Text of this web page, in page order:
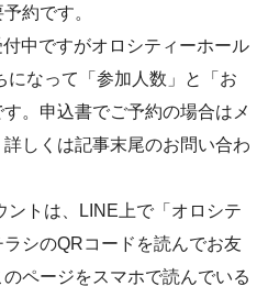
約です。
中ですがオロシティーホール
になって「参加人数」と「お
。申込書でご予約の場合はメ
しくは記事末尾のお問い合わ
ントは、LINE上で「オロシテ
シのQRコードを読んでお友
ページをスマホで読んでいる